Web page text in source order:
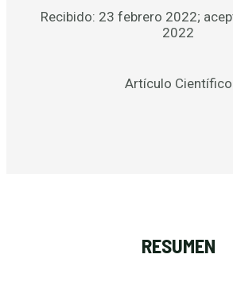
Recibido: 23 febrero 2022;
2022
Artículo Científico
RESUMEN